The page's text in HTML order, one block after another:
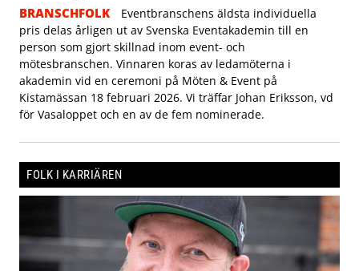
BRANSCHFOLK
Eventbranschens äldsta individuella
pris delas årligen ut av Svenska Eventakademin till en
person som gjort skillnad inom event- och
mötesbranschen. Vinnaren koras av ledamöterna i
akademin vid en ceremoni på Möten & Event på
Kistamässan 18 februari 2026. Vi träffar Johan Eriksson, vd
för Vasaloppet och en av de fem nominerade.
FOLK I KARRIÄREN